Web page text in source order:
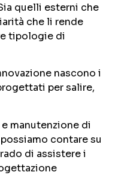
quelli esterni che
che li rende
tipologie di
nascono i
per salire,
manutenzione di
contare su
di assistere i